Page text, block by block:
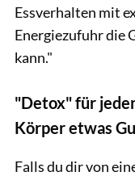
Essverhalten mit
Energiezufuhr die
kann."
"Detox" für
Körper etwas
Falls du dir von